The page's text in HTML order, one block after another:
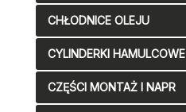
CHŁODNICE OLEJU
CYLINDERKI HAMULCOWE
CZĘŚCI MONTAŻ I NAPR